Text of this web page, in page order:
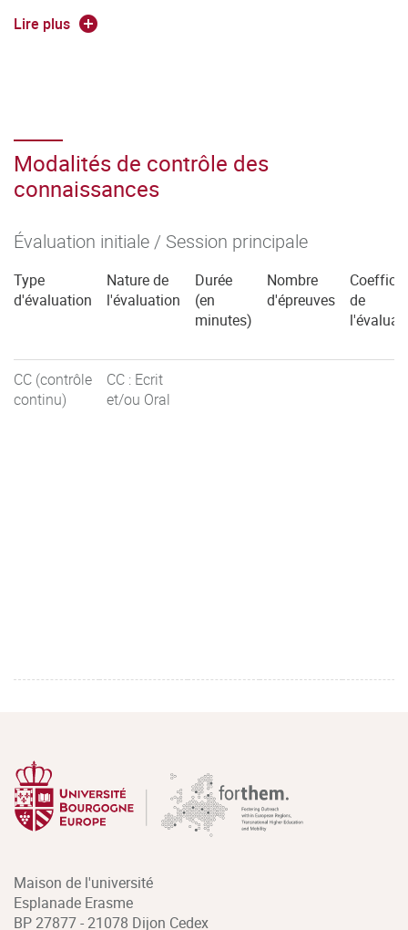
Lire plus
Modalités de contrôle des
connaissances
Évaluation initiale / Session principale
Type
d'évaluation
Nature de
l'évaluation
Durée
(en
minutes)
Nombre
d'épreuves
de
CC (contrôle
continu)
CC : Ecrit
et/ou Oral
Maison de l'université
Esplanade Erasme
BP 27877 - 21078 Dijon Cedex